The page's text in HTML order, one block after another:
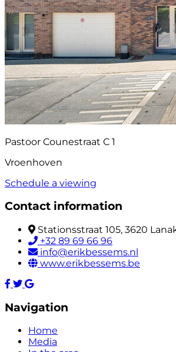
Pastoor Counestraat C 1
Vroenhoven
Schedule a viewing
Contact information
Stationsstraat 105, 3620
+32 89 69 66 96
info@erikbessems.nl
www.erikbessems.be
Navigation
Home
Media